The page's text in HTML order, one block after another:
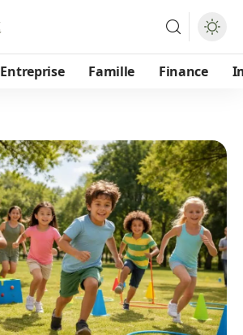
Entreprise Famille Finance